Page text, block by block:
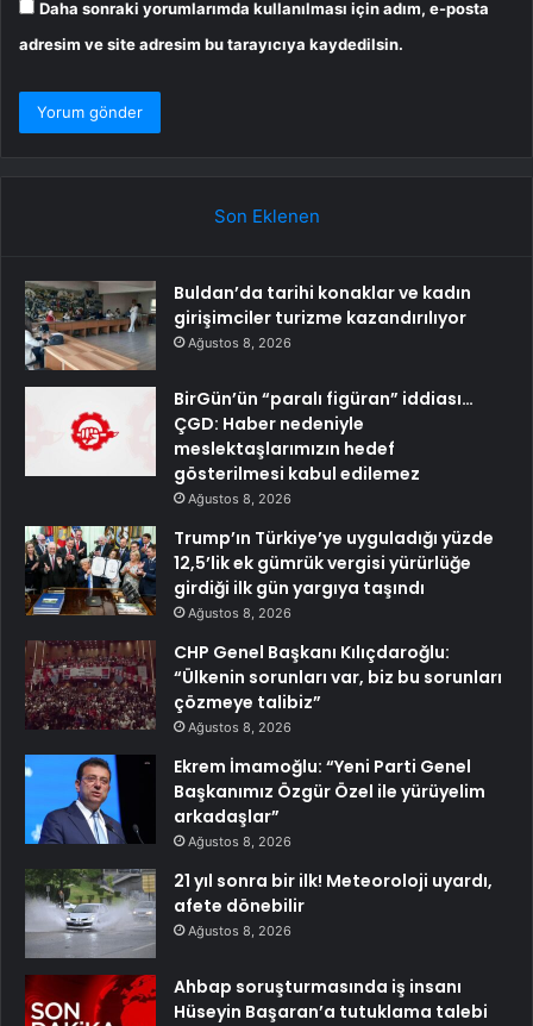
Daha sonraki yorumlarımda kullanılması için adım, e-posta
adresim ve site adresim bu tarayıcıya kaydedilsin.
Son Eklenen
Buldan’da tarihi konaklar ve kadın
girişimciler turizme kazandırılıyor
Ağustos 8, 2026
BirGün’ün “paralı figüran” iddiası…
ÇGD: Haber nedeniyle
meslektaşlarımızın hedef
gösterilmesi kabul edilemez
Ağustos 8, 2026
Trump’ın Türkiye’ye uyguladığı yüzde
12,5’lik ek gümrük vergisi yürürlüğe
girdiği ilk gün yargıya taşındı
Ağustos 8, 2026
CHP Genel Başkanı Kılıçdaroğlu:
“Ülkenin sorunları var, biz bu sorunları
çözmeye talibiz”
Ağustos 8, 2026
Ekrem İmamoğlu: “Yeni Parti Genel
Başkanımız Özgür Özel ile yürüyelim
arkadaşlar”
Ağustos 8, 2026
21 yıl sonra bir ilk! Meteoroloji uyardı,
afete dönebilir
Ağustos 8, 2026
Ahbap soruşturmasında iş insanı
Hüseyin Başaran’a tutuklama talebi